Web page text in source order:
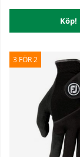
Köp!
3 FÖR 2